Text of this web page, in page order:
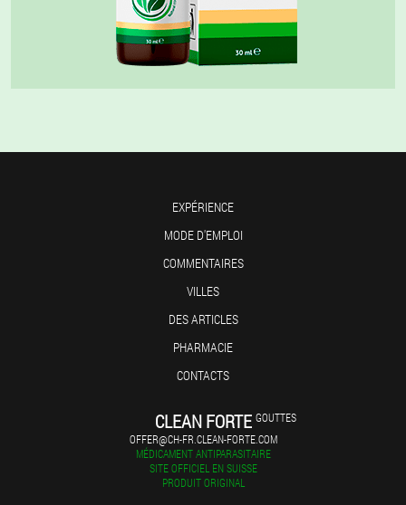
EXPÉRIENCE
MODE D'EMPLOI
COMMENTAIRES
VILLES
DES ARTICLES
PHARMACIE
CONTACTS
CLEAN FORTE GOUTTES
OFFER@CH-FR.CLEAN-FORTE.COM
MÉDICAMENT ANTIPARASITAIRE
SITE OFFICIEL EN SUISSE
PRODUIT ORIGINAL